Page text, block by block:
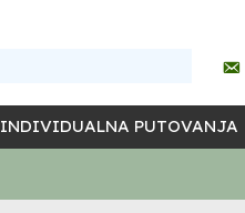
INDIVIDUALNA PUTOVANJA